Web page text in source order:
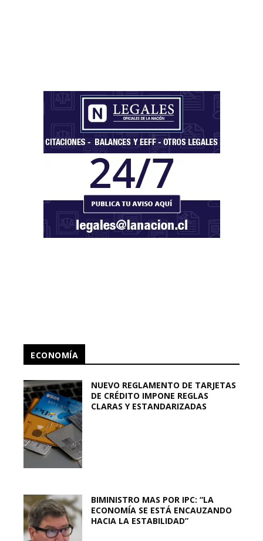
ECONOMÍA
NUEVO REGLAMENTO DE TARJETAS
DE CRÉDITO IMPONE REGLAS
CLARAS Y ESTANDARIZADAS
BIMINISTRO MAS POR IPC: “LA
ECONOMÍA SE ESTÁ ENCAUZANDO
HACIA LA ESTABILIDAD”